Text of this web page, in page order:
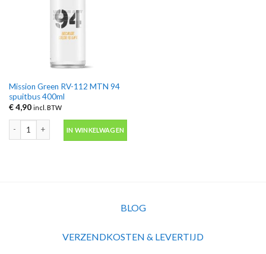
Mission Green RV-112 MTN 94
spuitbus 400ml
€4,90 incl. BTW
IN WINKELWAGEN
BLOG
VERZENDKOSTEN & LEVERTIJD